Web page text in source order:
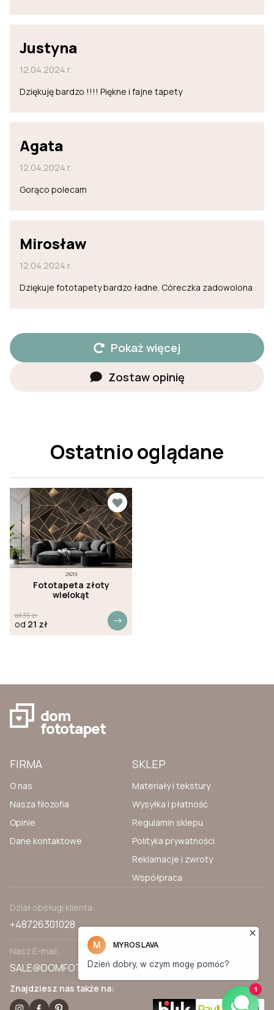
Justyna
12.04.2024 r.
Dziękuję bardzo !!!! Piękne i fajne tapety
Agata
12.04.2024 r.
Gorąco polecam
Mirosław
12.04.2024 r.
Dziękuje fototapety bardzo ładne. Córeczka zadowolona
Pokaż więcej
Zostaw opinię
Ostatnio oglądane
29219
Fototapeta złoty
wielokąt
od35zł
od 21 zł
dom
fototapet
Znajdziesz nas także na:
FIRMA
O nas
Nasza filozofia
Opinie
Dane kontaktowe
SKLEP
Materiały i tekstury
Wysyłka i płatność
Regulamin sklepu
Polityka prywatności
Reklamacje i zwroty
Współpraca
Dział obsługi klienta:
+48726301028
Nasz E-mail:
SALE@DOMFOTOTAPET.PL